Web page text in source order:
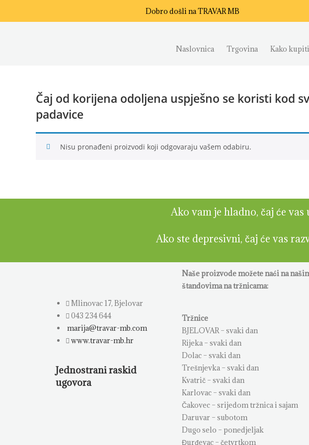
Dobro došli na TRAVAR MB
Naslovnica Trgovina Kako
Čaj od korijena odoljena uspješno se koristi kod
padavice
Nisu pronađeni proizvodi koji odgovaraju vašem odabiru.
Ako vam je hladno, čaj će
Ako ste depresivni, čaj će vas
Mlinovac 17, Bjelovar
043 234 644
marija@travar-mb.com
www.travar-mb.hr
Jednostrani raskid
ugovora
Naše proizvode možete naći na
štandovima na tržnicama:
Tržnice
BJELOVAR – svaki dan
Rijeka – svaki dan
Dolac – svaki dan
Trešnjevka – svaki dan
Kvatrič – svaki dan
Karlovac – svaki dan
Čakovec – srijedom tržnica i sajam
Daruvar – subotom
Dugo selo – ponedjeljak
Đurđevac – četvrtkom